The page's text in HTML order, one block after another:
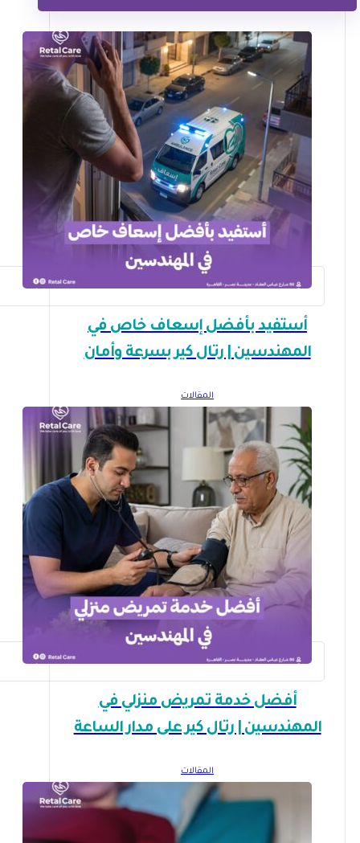
أستفيد بأفضل إسعاف خاص في
المهندسين | رتال كير بسرعة وأمان
المقالات
أفضل خدمة تمريض منزلي في
المهندسين | رتال كير على مدار الساعة
المقالات